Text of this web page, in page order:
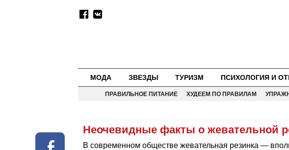
МОДА ЗВЕЗДЫ ТУРИЗМ ПСИХОЛОГИЯ И
ПРАВИЛЬНОЕ ПИТАНИЕ ХУДЕЕМ ПО ПРАВИЛАМ
Неочевидные факты о жевательной
В современном обществе жевательная резинка —